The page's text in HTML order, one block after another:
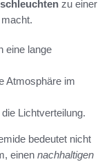
zu einer
eine lange
Atmosphäre im
Lichtverteilung.
bedeutet nicht
einen nachhaltigen